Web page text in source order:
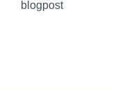
blogpost